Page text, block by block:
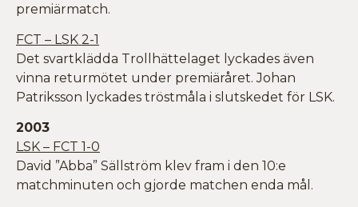
premiärmatch.
FCT – LSK 2-1
Det svartklädda Trollhättelaget lyckades även
vinna returmötet under premiäråret. Johan
Patriksson lyckades tröstmåla i slutskedet för LSK.
2003
LSK – FCT 1-0
David ”Abba” Sällström klev fram i den 10:e
matchminuten och gjorde matchen enda mål.